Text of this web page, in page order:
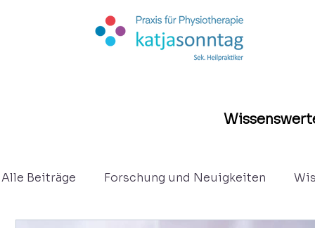
Alle Beiträge Forschung und Neuigkeiten